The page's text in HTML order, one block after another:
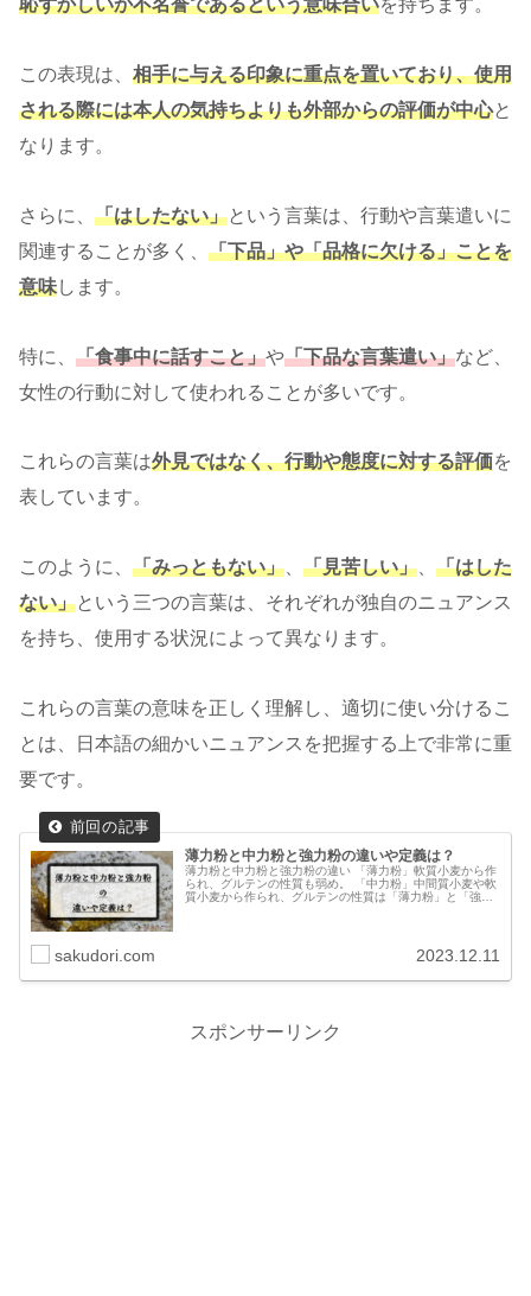
恥ずかしいか不名誉であるという意味合いを持ちます。
この表現は、 相手に与える印象に重点を置いており、使用
される際には本人の気持ちよりも外部からの評価が中心と
なります。
さらに、 「はしたない」という言葉は、行動や言葉遣いに
関連することが多く、 「下品」や「品格に欠ける」ことを
意味します。
特に、 「食事中に話すこと」や「下品な言葉遣い」など、
女性の行動に対して使われることが多いです。
これらの言葉は外見ではなく、行動や態度に対する評価を
表しています。
このように、 「みっともない」 「見苦しい」
「はした
ない」という三つの言葉は、それぞれが独自のニュアンス
を持ち、使用する状況によって異なります。
これらの言葉の意味を正しく理解し、適切に使い分けるこ
とは、日本語の細かいニュアンスを把握する上で非常に重
要です。
薄力粉と中力粉と強力粉の違いや定義は？
薄力粉と中力粉と強力粉の違い 「薄力粉」軟質小麦から作
られ、グルテンの性質も弱め。 「中力粉」中間質小麦や軟
質小麦から作られ、グルテンの性質は「薄力粉」と「強力
sakudori.com 2023.12.11
スポンサーリンク